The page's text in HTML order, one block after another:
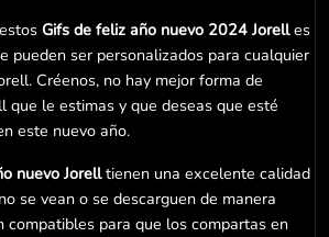
Gifs de feliz año nuevo 2024 Jorelles
pueden ser personalizados para cualquier
Créenos, no hay mejor forma de
que le estimas y que deseas que esté
este nuevo año.
nuevo Jorelltienen una excelente calidad
se vean o se descarguen de manera
compatibles para que los compartas en